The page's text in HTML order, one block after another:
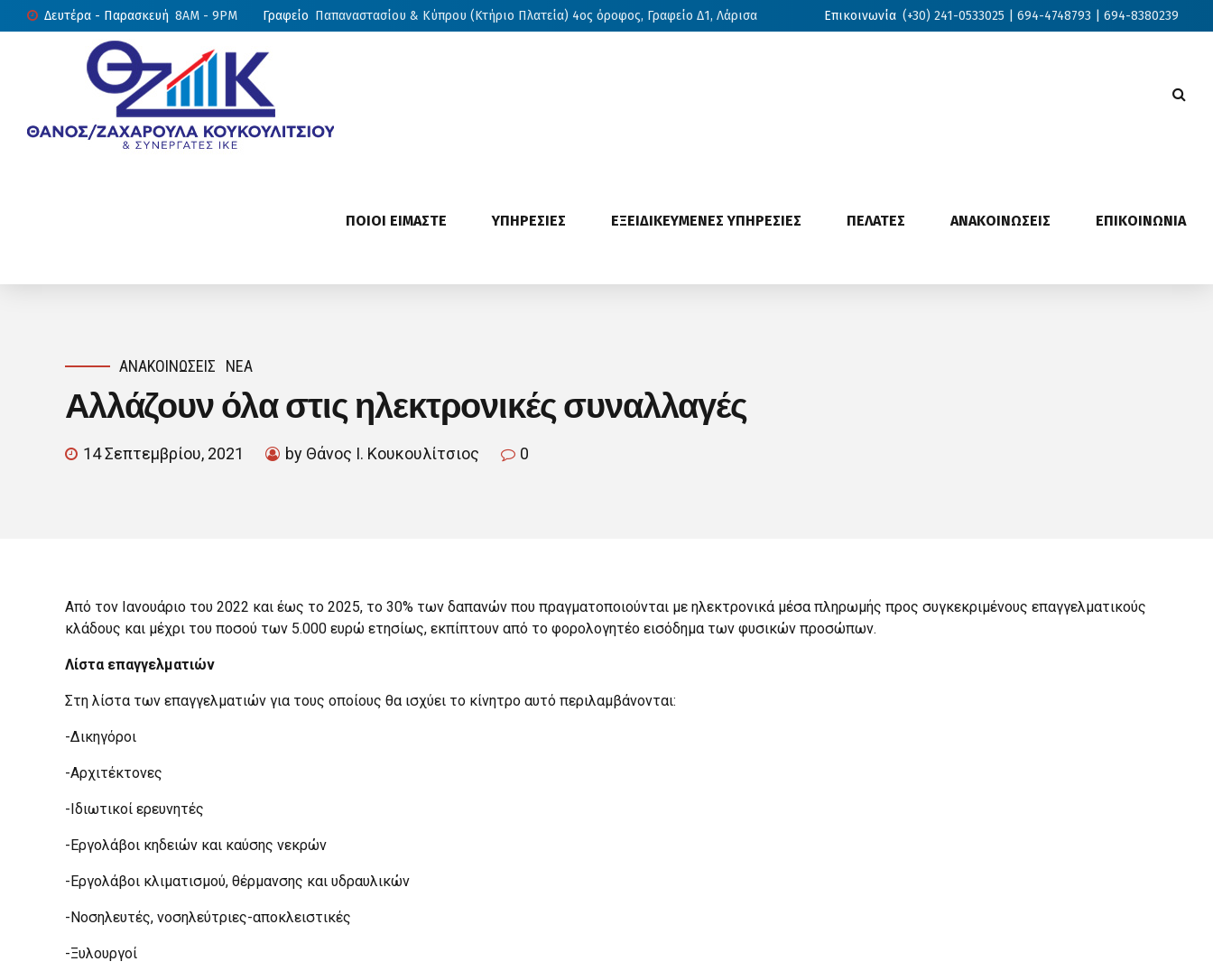
Δευτέρα - Παρασκευή 8AM - 9PM Γραφείο Παπαναστασίου & Κύπρου (Κτήριο Πλατεία) 4ος όροφος, Γραφείο Δ1, Λάρισα Επικοινωνία (+30) 241-0533025 | 694-4748793 | 694-8380239
ΠΟΙΟΙ ΕΙΜΑΣΤΕ ΥΠΗΡΕΣΙΕΣ ΕΞΕΙΔΙΚΕΥΜΕΝΕΣ ΥΠΗΡΕΣΙΕΣ ΠΕΛΑΤΕΣ ΑΝΑΚΟΙΝΩΣΕΙΣ ΕΠΙΚΟΙΝΩΝΙΑ
ΑΝΑΚΟΙΝΏΣΕΙΣ ΝΈΑ
Αλλάζουν όλα στις ηλεκτρονικές συναλλαγές
14 Σεπτεμβρίου, 2021 by Θάνος Ι. Κουκουλίτσιος 0
Από τον Ιανουάριο του 2022 και έως το 2025, το 30% των δαπανών που πραγματοποιούνται με ηλεκτρονικά μέσα πληρωμής προς συγκεκριμένους επαγγελματικούς
κλάδους και μέχρι του ποσού των 5.000 ευρώ ετησίως, εκπίπτουν από το φορολογητέο εισόδημα των φυσικών προσώπων.
Λίστα επαγγελματιών
Στη λίστα των επαγγελματιών για τους οποίους θα ισχύει το κίνητρο αυτό περιλαμβάνονται:
-Δικηγόροι
-Αρχιτέκτονες
-Ιδιωτικοί ερευνητές
-Εργολάβοι κηδειών και καύσης νεκρών
-Εργολάβοι κλιματισμού, θέρμανσης και υδραυλικών
-Νοσηλευτές, νοσηλεύτριες-αποκλειστικές
-Ξυλουργοί